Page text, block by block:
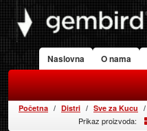
Naslovna O nama
Početna Distri Sve za Kucu
Prikaz proizvoda: